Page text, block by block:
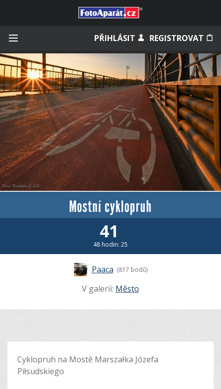
PŘIHLÁSIT REGISTROVAT
Zapamatovat
Zapomněli jste heslo?
Měli jste účet na starém webu?
Mostní cyklopruh
41
48 hodin: 25
Paaca (817 bodů)
V galerii: Město
Cyklopruh na Mostě Marszałka Józefa
Piłsudskiego